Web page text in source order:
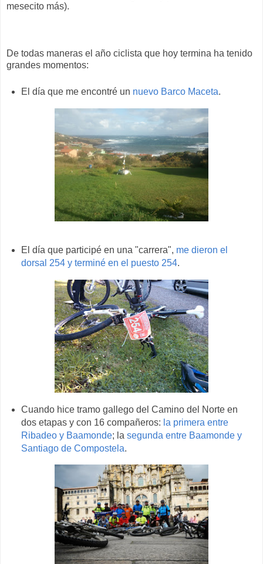
mesecito más).
De todas maneras el año ciclista que hoy termina ha tenido
grandes momentos:
El día que me encontré un nuevo Barco Maceta.
El día que participé en una "carrera", me dieron el
dorsal 254 y terminé en el puesto 254.
Cuando hice tramo gallego del Camino del Norte en
dos etapas y con 16 compañeros: la primera entre
Ribadeo y Baamonde; la segunda entre Baamonde y
Santiago de Compostela.